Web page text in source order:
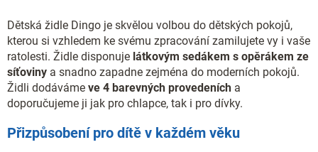
Dětská židle Dingo je skvělou volbou do dětských pokojů,
kterou si vzhledem ke svému zpracování zamilujete vy i vaše
ratolesti. Židle disponuje látkovým sedákem s opěrákem ze
síťoviny a snadno zapadne zejména do moderních pokojů.
Židli dodáváme ve 4 barevných provedeních a
doporučujeme ji jak pro chlapce, tak i pro dívky.
Přizpůsobení pro dítě v každém věku